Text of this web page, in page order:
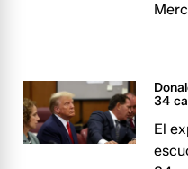
34
El